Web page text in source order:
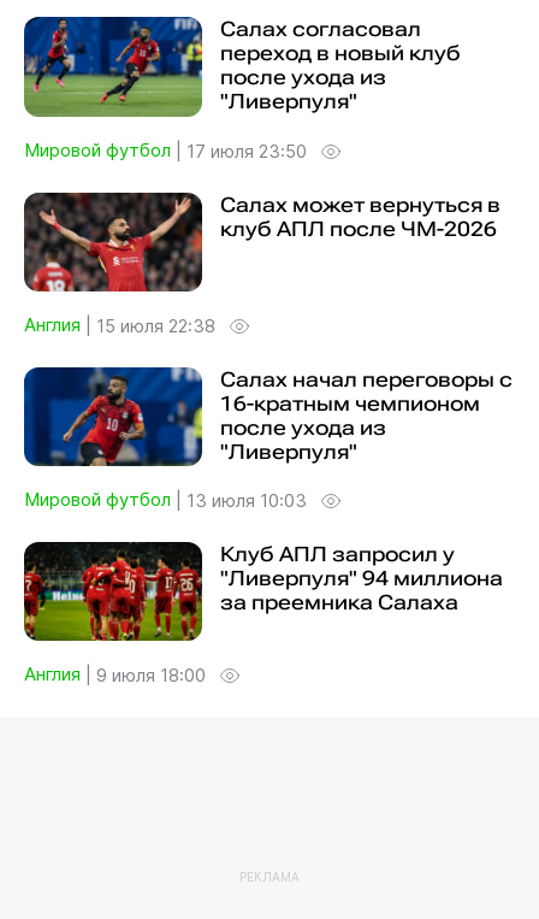
Салах согласовал
переход в новый клуб
после ухода из
"Ливерпуля"
Мировой футбол 17 июля 23:50
Салах может вернуться в
клуб АПЛ после ЧМ-2026
Англия 15 июля 22:38
Салах начал переговоры с
16-кратным чемпионом
после ухода из
"Ливерпуля"
Мировой футбол 13 июля 10:03
Клуб АПЛ запросил у
"Ливерпуля" 94 миллиона
за преемника Салаха
Англия 9 июля 18:00
РЕКЛАМА